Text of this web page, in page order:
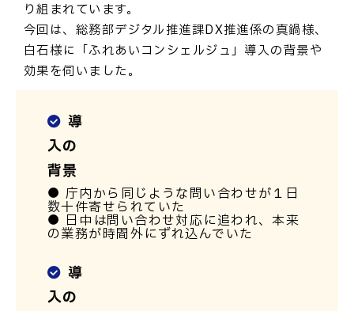
り組まれています。
今回は、総務部デジタル推進課DX推進係の真鍋様、
白石様に「ふれあいコンシェルジュ」導入の背景や
効果を伺いました。
導
入の
背景
● 庁内から同じような問い合わせが１日
数十件寄せられていた
● 日中は問い合わせ対応に追われ、本来
の業務が時間外にずれ込んでいた
導
入の